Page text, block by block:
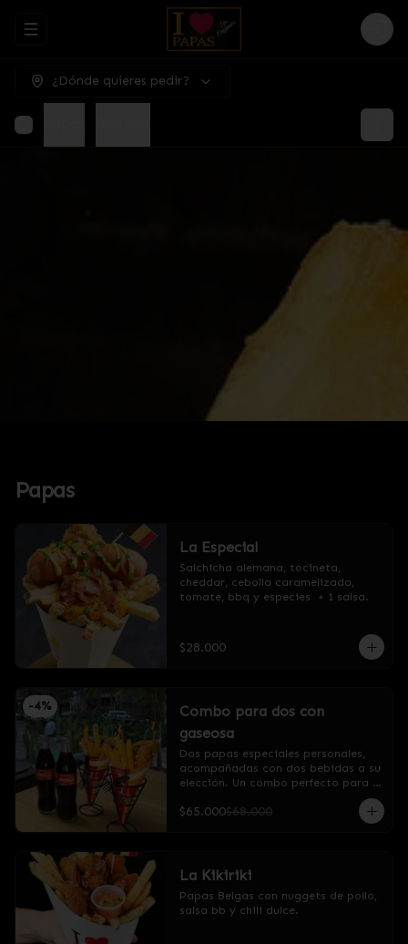
Abrir menu de navegación
¿Dónde quieres pedir?
Papas
La Especial
Salchicha alemana, tocineta,
cheddar, cebolla caramelizada,
tomate, bbq y especies  + 1 salsa.
$28.000
-4%
Combo para dos con
gaseosa
Dos papas especiales personales,
acompañadas con dos bebidas a su
elección. Un combo perfecto para
Por favor especificar la gaseosa de
$65.000$68.000
La Kikiriki
Papas Belgas con nuggets de pollo,
salsa bb y chili dulce.